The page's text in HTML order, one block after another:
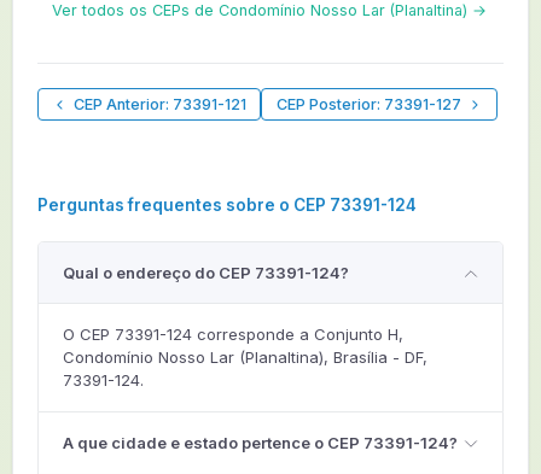
Ver todos os CEPs de Condomínio Nosso Lar (Planaltina) →
CEP Anterior: 73391-121 CEP Posterior: 73391-127
Perguntas frequentes sobre o CEP 73391-124
Qual o endereço do CEP 73391-124?
O CEP 73391-124 corresponde a Conjunto H,
Condomínio Nosso Lar (Planaltina), Brasília - DF,
73391-124.
A que cidade e estado pertence o CEP 73391-124?